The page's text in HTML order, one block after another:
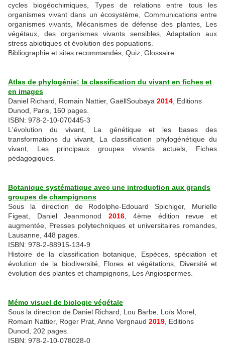
cycles biogéochimiques, Types de relations entre tous les
organismes vivant dans un écosystème, Communications entre
organismes vivants, Mécanismes de défense des plantes, Les
végétaux, des organismes vivants sensibles, Adaptation aux
stress abiotiques et évolution des popuations.
Bibliographie et sites recommandés, Quiz, Glossaire.
Atlas de phylogénie: la classification du vivant en fiches et
en images
Daniel Richard, Romain Nattier, GaëllSoubaya 2014 , Editions
Dunod, Paris, 160 pages.
ISBN: 978-2-10-070445-3
L'évolution du vivant, La génétique et les bases des
transformations du vivant, La classification phylogénétique du
vivant, Les principaux groupes vivants actuels, Fiches
pédagogiques.
Botanique systématique avec une introduction aux grands
groupes de champignons
Sous la direction de Rodolphe-Edouard Spichiger, Murielle
Figeat, Daniel Jeanmonod 2016, 4ème édition revue et
augmentée, Presses polytechniques et universitaires romandes,
Lausanne, 448 pages.
ISBN: 978-2-88915-134-9
Histoire de la classification botanique, Espèces, spéciation et
évolution de la biodiversité, Flores et végétations, Diversité et
évolution des plantes et champignons, Les Angiospermes.
Mémo visuel de biologie végétale
Sous la direction de Daniel Richard, Lou Barbe, Loïs Morel,
Romain Nattier, Roger Prat, Anne Vergnaud 2019 , Editions
Dunod, 202 pages.
ISBN: 978-2-10-078028-0